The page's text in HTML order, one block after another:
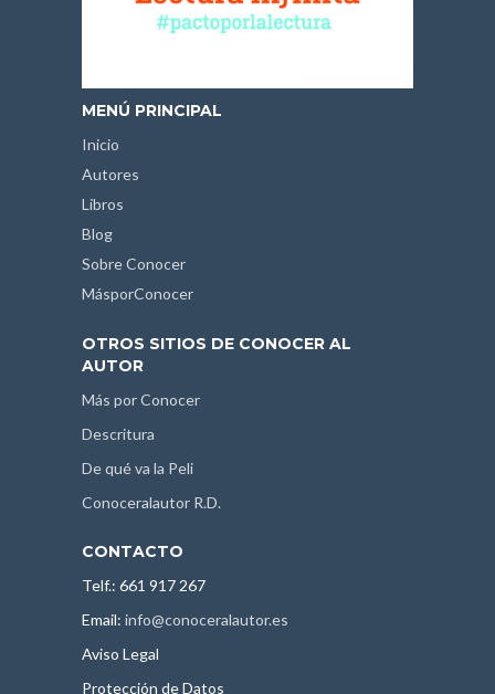
MENÚ PRINCIPAL
Inicio
Autores
Libros
Blog
Sobre Conocer
MásporConocer
OTROS SITIOS DE CONOCER AL
AUTOR
Más por Conocer
Descritura
De qué va la Peli
Conoceralautor R.D.
CONTACTO
Telf.: 661 917 267
Email: info@conoceralautor.es
Aviso Legal
Protección de Datos